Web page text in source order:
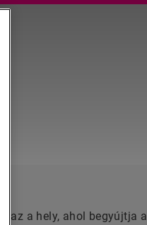
az a hely, ahol begyújtja a